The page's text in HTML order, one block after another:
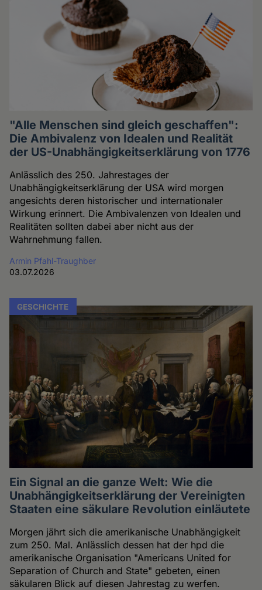
"Alle Menschen sind gleich geschaffen":
Die Ambivalenz von Idealen und Realität
der US-Unabhängigkeitserklärung von 1776
Anlässlich des 250. Jahrestages der
Unabhängigkeitserklärung der USA wird morgen
angesichts deren historischer und internationaler
Wirkung erinnert. Die Ambivalenzen von Idealen und
Realitäten sollten dabei aber nicht aus der
Wahrnehmung fallen.
Armin Pfahl-Traughber
03.07.2026
GESCHICHTE
Ein Signal an die ganze Welt: Wie die
Unabhängigkeitserklärung der Vereinigten
Staaten eine säkulare Revolution einläutete
Morgen jährt sich die amerikanische Unabhängigkeit
zum 250. Mal. Anlässlich dessen hat der hpd die
amerikanische Organisation "Americans United for
Separation of Church and State" gebeten, einen
säkularen Blick auf diesen Jahrestag zu werfen.